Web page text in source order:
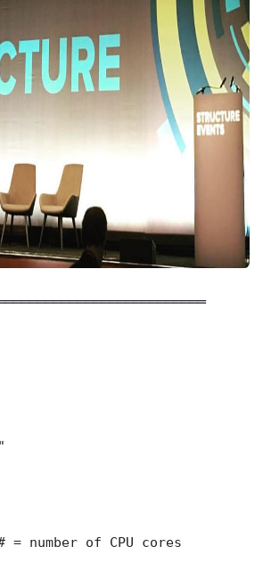
number of CPU cores